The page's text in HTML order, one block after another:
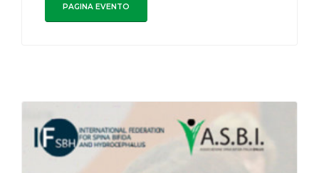
PAGINA EVENTO